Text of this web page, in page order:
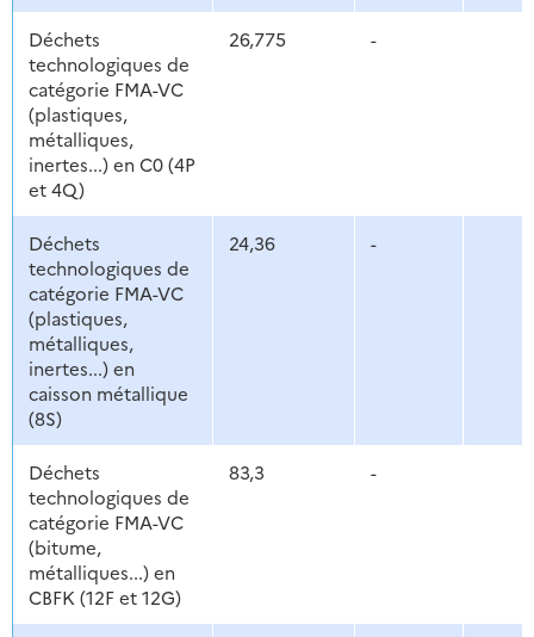
Déchets
technologiques de
catégorie FMA-VC
(plastiques,
métalliques,
inertes...) en C0 (4P
et 4Q)
26,775 -
Déchets
technologiques de
catégorie FMA-VC
(plastiques,
métalliques,
inertes...) en
caisson métallique
(8S)
24,36 -
Déchets
technologiques de
catégorie FMA-VC
(bitume,
métalliques...) en
CBFK (12F et 12G)
83,3 -